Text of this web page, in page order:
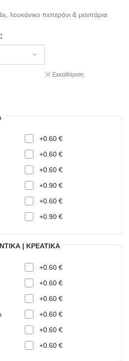
λουκάνικο πεπερόνι & μανιτάρια
Εκκαθάριση
+0.60 €
+0.60 €
+0.60 €
+0.90 €
+0.60 €
+0.90 €
| ΚΡΕΑΤΙΚΆ
+0.60 €
+0.60 €
+0.60 €
+0.60 €
+0.60 €
+0.60 €